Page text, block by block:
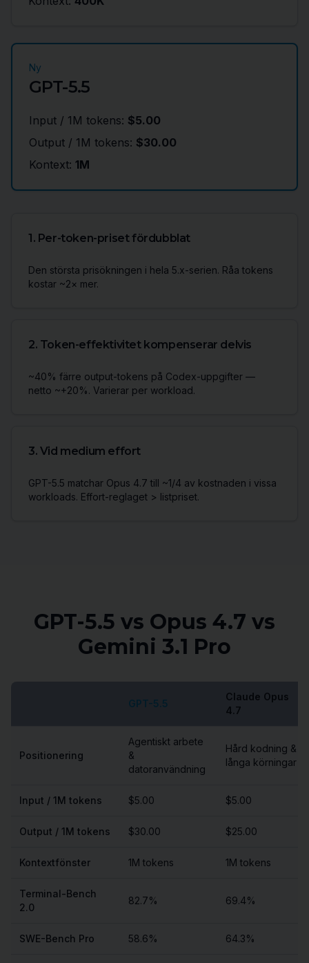
Ny
GPT-5.5
Input / 1M tokens: $5.00
Output / 1M tokens: $30.00
Kontext: 1M
1. Per-token-priset fördubblat
Den största prisökningen i hela 5.x-serien. Råa tokens
kostar ~2× mer.
2. Token-effektivitet kompenserar delvis
~40% färre output-tokens på Codex-uppgifter —
netto ~+20%. Varierar per workload.
3. Vid medium effort
GPT-5.5 matchar Opus 4.7 till ~1/4 av kostnaden i vissa
workloads. Effort-reglaget > listpriset.
GPT-5.5 vs Opus 4.7 vs
Gemini 3.1 Pro
GPT-5.5
Claude Opus
4.7
Positionering
Agentiskt arbete
&
datoranvändning
Hård kodning &
långa körningar
Input / 1M tokens $5.00 $5.00
Output / 1M tokens $30.00 $25.00
Kontextfönster 1M tokens 1M tokens
Terminal-Bench
2.0
82.7% 69.4%
SWE-Bench Pro 58.6% 64.3%